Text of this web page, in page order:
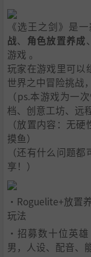
《选王之剑》是
战、 角色放置养成、
游戏 。
玩家在游戏里可以
世界之中冒险挑战
（ps.本游戏为一
档、创意工坊、远
（放置内容：无
摸鱼）
（还有什么问题
享！）
·Roguelite+放置
玩法
·招募数十位英
男，人设、配音、